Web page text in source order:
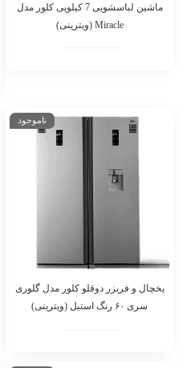
ماشین لباسشویی 7 کیلویی کلور مدل
Miracle (ویترینی)
ناموجود
یخچال و فریزر دوقلو کلور مدل گلوری
سری ۶۰ رنگ استیل (ویترینی)